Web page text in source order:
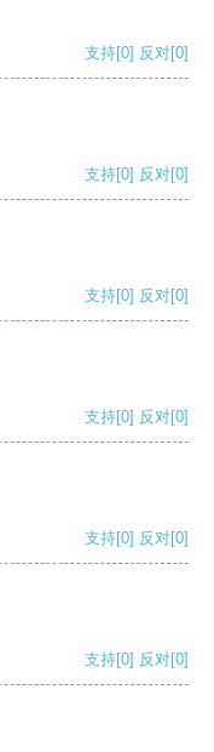
支持[0] 反对[0]
支持[0] 反对[0]
支持[0] 反对[0]
支持[0] 反对[0]
支持[0] 反对[0]
支持[0] 反对[0]